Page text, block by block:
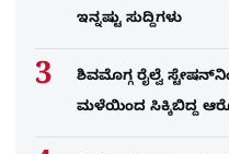
ಇನ್ನಷ್ಟು ಸುದ್ದಿಗಳು
ಶಿವಮೊಗ್ಗ ರೈಲ್ವೆ
ಮಳೆಯಿಂದ ಸಿಕ್ಕಿಬಿದ್ದ